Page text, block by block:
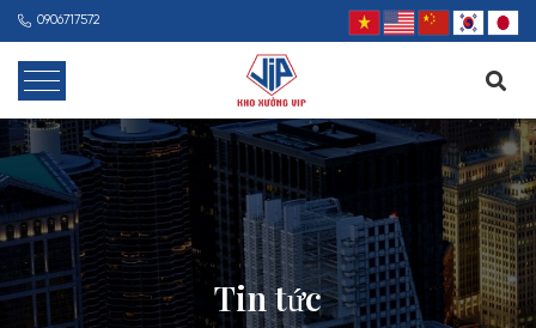
0906717572
Tin tức